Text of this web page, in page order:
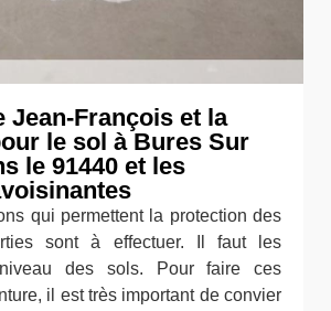
Jean-François et la
le sol à Bures Sur
le 91440 et les
qui permettent la protection des
sont à effectuer. Il faut les
des sols. Pour faire ces
il est très important de convier